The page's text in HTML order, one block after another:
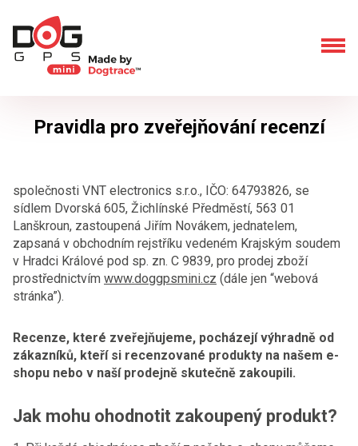
Pravidla pro zveřejňování recenzí
společnosti VNT electronics s.r.o., IČO: 64793826, se
sídlem Dvorská 605, Žichlínské Předměstí, 563 01
Lanškroun, zastoupená Jiřím Novákem, jednatelem,
zapsaná v obchodním rejstříku vedeném Krajským soudem
v Hradci Králové pod sp. zn. C 9839, pro prodej zboží
prostřednictvím www.doggpsmini.cz (dále jen “webová
stránka”).
Recenze, které zveřejňujeme, pocházejí výhradně od
zákazníků, kteří si recenzované produkty na našem e-
shopu nebo v naší prodejně skutečně zakoupili.
Jak mohu ohodnotit zakoupený produkt?